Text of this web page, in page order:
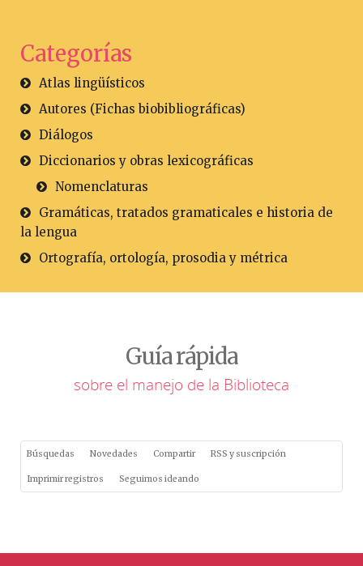
Categorías
Atlas lingüísticos
Autores (Fichas biobibliográficas)
Diálogos
Diccionarios y obras lexicográficas
Nomenclaturas
Gramáticas, tratados gramaticales e historia de
la lengua
Ortografía, ortología, prosodia y métrica
Guía rápida
sobre el manejo de la Biblioteca
Búsquedas Novedades Compartir RSS y suscripción
Imprimir registros Seguimos ideando